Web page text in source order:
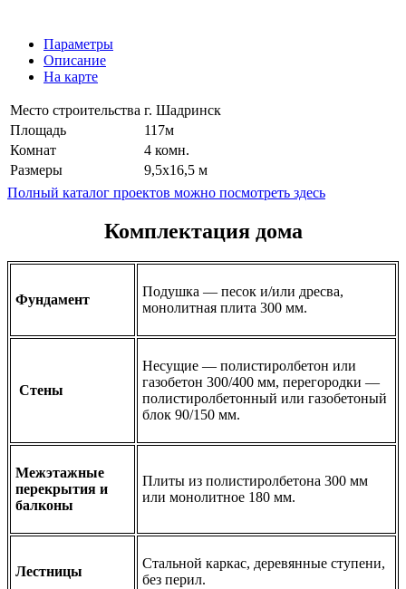
Параметры
Описание
На карте
Место строительства г. Шадринск
Площадь
117м
Комнат
4 комн.
Размеры
9,5х16,5 м
Полный каталог проектов можно посмотреть здесь
Комплектация дома
Фундамент
Подушка — песок и/или дресва,
монолитная плита 300 мм.
Стены
Несущие — полистиролбетон или
газобетон 300/400 мм, перегородки —
полистиролбетонный или газобетоный
блок 90/150 мм.
Межэтажные
перекрытия и
балконы
Плиты из полистиролбетона 300 мм
или монолитное 180 мм.
Лестницы
Стальной каркас, деревянные ступени,
без перил.